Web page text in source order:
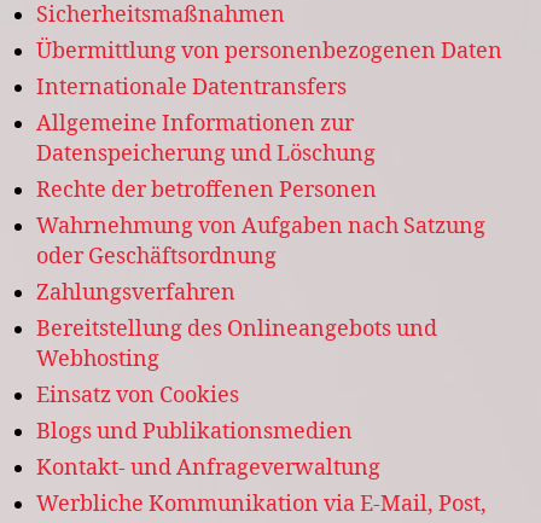
Sicherheitsmaßnahmen
Übermittlung von personenbezogenen Daten
Internationale Datentransfers
Allgemeine Informationen zur
Datenspeicherung und Löschung
Rechte der betroffenen Personen
Wahrnehmung von Aufgaben nach Satzung
oder Geschäftsordnung
Zahlungsverfahren
Bereitstellung des Onlineangebots und
Webhosting
Einsatz von Cookies
Blogs und Publikationsmedien
Kontakt- und Anfrageverwaltung
Werbliche Kommunikation via E-Mail, Post,